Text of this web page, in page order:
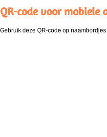
QR-code voor mobiele
Gebruik deze QR-code op